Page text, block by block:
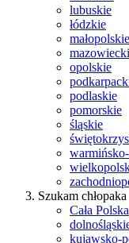
lubuskie
łódzkie
małopolskie
opolskie
podlaskie
pomorskie
śląskie
Szukam chłopaka
Cała Polska
kujawsko-